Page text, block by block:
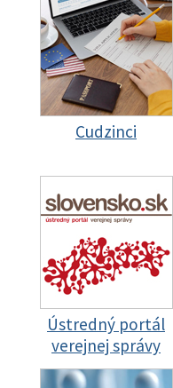
Cudzinci
Ústredný portál
verejnej správy